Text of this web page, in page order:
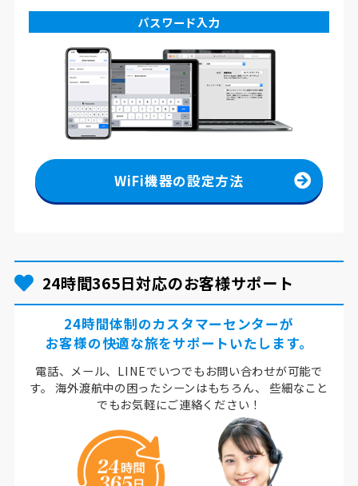
パスワード入力
WiFi機器の設定方法
24時間365日対応のお客様サポート
24時間体制のカスタマーセンターが
お客様の快適な旅をサポートいたします。
電話、メール、LINEでいつでもお問い合わせが可能で
す。
海外渡航中の困ったシーンはもちろん、
些細なこと
でもお気軽にご連絡ください！